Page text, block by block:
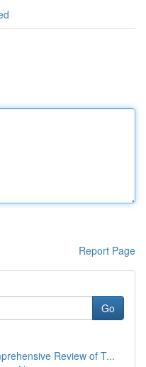
Report Page
Go
Review of T...